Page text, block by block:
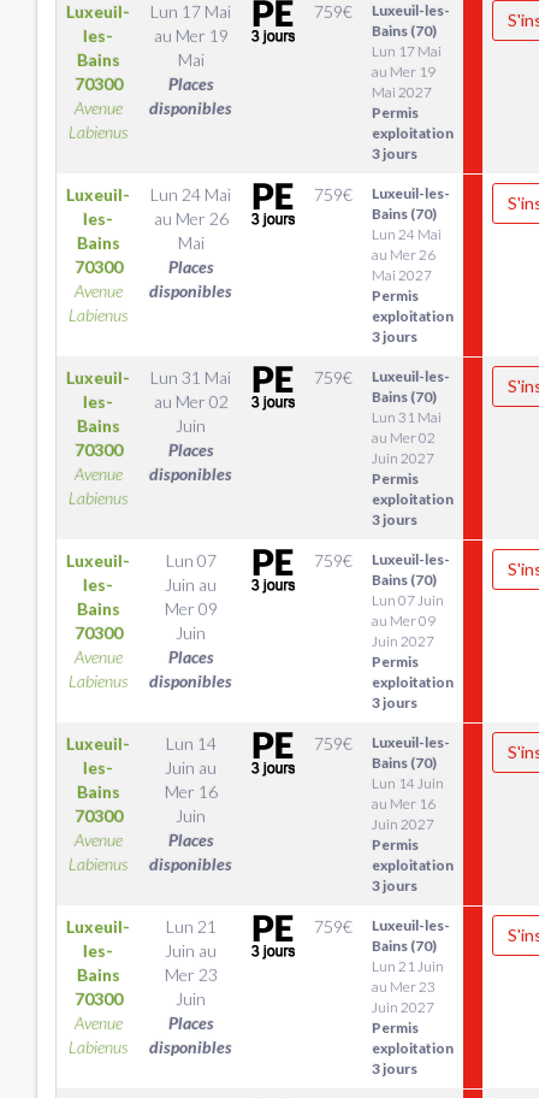
Luxeuil-
les-
Bains
70300
Avenue
Labienus
Lun 17 Mai
au Mer 19
Mai
Places
disponibles
759€
Luxeuil-les-
Bains (70)
Lun 17 Mai
au Mer 19
Mai 2027
Permis
exploitation
3 jours
Luxeuil-
les-
Bains
70300
Avenue
Labienus
Lun 24 Mai
au Mer 26
Mai
Places
disponibles
759€
Luxeuil-les-
Bains (70)
Lun 24 Mai
au Mer 26
Mai 2027
Permis
exploitation
3 jours
Luxeuil-
les-
Bains
70300
Avenue
Labienus
Lun 31 Mai
au Mer 02
Juin
Places
disponibles
759€
Luxeuil-les-
Bains (70)
Lun 31 Mai
au Mer 02
Juin 2027
Permis
exploitation
3 jours
Luxeuil-
les-
Bains
70300
Avenue
Labienus
Lun 07
Juin au
Mer 09
Juin
Places
disponibles
759€
Luxeuil-les-
Bains (70)
Lun 07 Juin
au Mer 09
Juin 2027
Permis
exploitation
3 jours
Luxeuil-
les-
Bains
70300
Avenue
Labienus
Lun 14
Juin au
Mer 16
Juin
Places
disponibles
759€
Luxeuil-les-
Bains (70)
Lun 14 Juin
au Mer 16
Juin 2027
Permis
exploitation
3 jours
Luxeuil-
les-
Bains
70300
Avenue
Labienus
Lun 21
Juin au
Mer 23
Juin
Places
disponibles
759€
Luxeuil-les-
Bains (70)
Lun 21 Juin
au Mer 23
Juin 2027
Permis
exploitation
3 jours